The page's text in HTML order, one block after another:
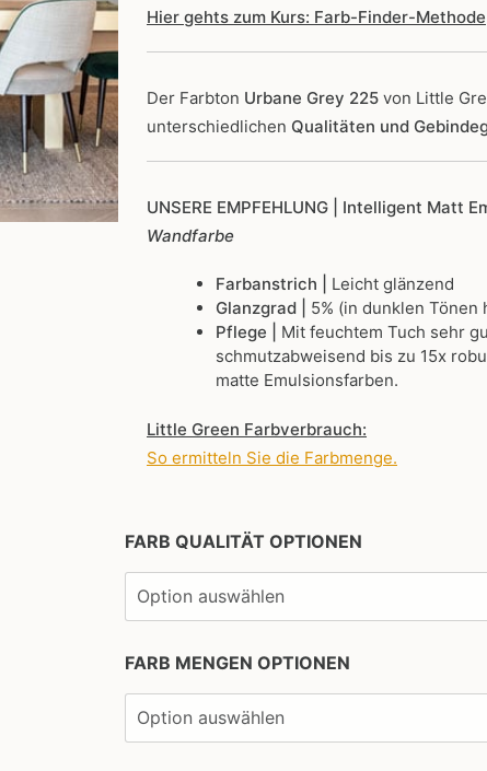
Hier gehts zum Kurs: Farb-Finder-Methode
Der Farbton Urbane Grey 225 von Little
unterschiedlichen Qualitäten und
UNSERE EMPFEHLUNG | Intelligent Matt
Wandfarbe
Farbanstrich | Leicht glänzend
Glanzgrad | 5% (in dunklen Tönen
Pflege | Mit feuchtem Tuch sehr
schmutzabweisend bis zu 15x
matte Emulsionsfarben.
Little Green Farbverbrauch:
So ermitteln Sie die Farbmenge.
FARB QUALITÄT OPTIONEN
FARB MENGEN OPTIONEN